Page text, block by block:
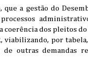
que a gestão do
coerência dos pleitos
viabilizando, por
outras demandas